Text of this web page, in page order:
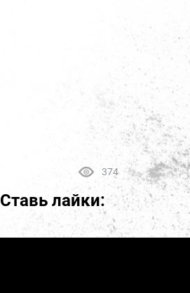
374
Ставь лайки: